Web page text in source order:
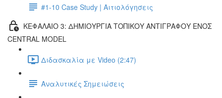
#1-10 Case Study | Αιτιολόγησεις
ΚΕΦΑΛΑΙΟ 3: ΔΗΜΙΟΥΡΓΙΑ ΤΟΠΙΚΟΥ ΑΝΤΙΓΡΑΦΟΥ ΕΝΟΣ
CENTRAL MODEL
Διδασκαλία με Video (2:47)
Αναλυτικές Σημειώσεις